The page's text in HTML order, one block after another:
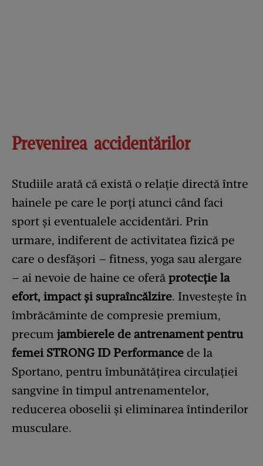
Prevenirea accidentărilor
Studiile arată că există o relație directă între
hainele pe care le porți atunci când faci
sport și eventualele accidentări. Prin
urmare, indiferent de activitatea fizică pe
care o desfășori – fitness, yoga sau alergare
– ai nevoie de haine ce oferă protecție la
efort, impact și supraîncălzire. Investește în
îmbrăcăminte de compresie premium,
precum jambierele de antrenament pentru
femei STRONG ID Performance de la
Sportano, pentru îmbunătățirea circulației
sangvine în timpul antrenamentelor,
reducerea oboselii și eliminarea întinderilor
musculare.